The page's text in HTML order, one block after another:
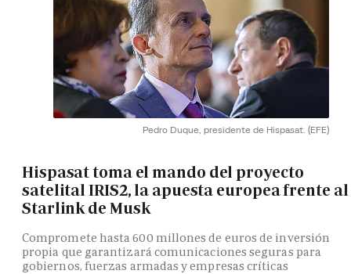
Pedro Duque, presidente de Hispasat. (EFE)
Hispasat toma el mando del proyecto
satelital IRIS2, la apuesta europea frente al
Starlink de Musk
Compromete hasta 600 millones de euros de inversión
propia que garantizará comunicaciones seguras para
gobiernos, fuerzas armadas y empresas críticas